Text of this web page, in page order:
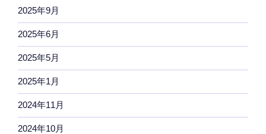
2025年9月
2025年6月
2025年5月
2025年1月
2024年11月
2024年10月